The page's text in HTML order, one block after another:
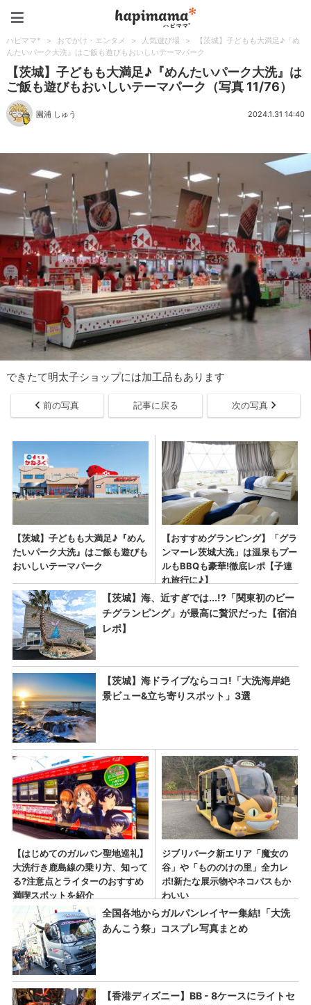
ハピママ* > おでかけ・エンタメ > 人気遊び場 >
【茨城】子どもも大満足♪『め
んたいパーク大洗』はご飯も遊びもおいしいテーマパーク
【茨城】子どもも大満足♪『めんたいパーク大洗』は
ご飯も遊びもおいしいテーマパーク（写真 11/76）
園浦 しゅう 2024.1.31 14:40
できたて明太子ショップには加工品もあります
前の写真 記事に戻る 次の写真